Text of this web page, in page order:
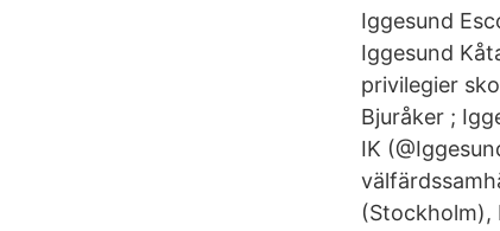
Iggesund
Iggesund
privilegier
Bjuråker ;
IK
(Stockholm),